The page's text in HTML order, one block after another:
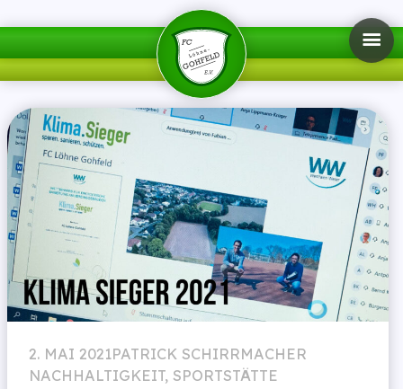
2. MAI 2021PATRICK SCHIRRMACHER
NACHHALTIGKEIT, SPORTSTÄTTE